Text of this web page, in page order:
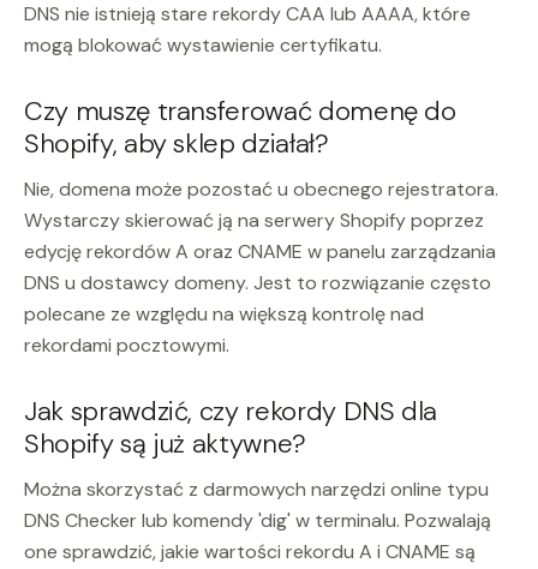
DNS nie istnieją stare rekordy CAA lub AAAA, które
mogą blokować wystawienie certyfikatu.
Czy muszę transferować domenę do
Shopify, aby sklep działał?
Nie, domena może pozostać u obecnego rejestratora.
Wystarczy skierować ją na serwery Shopify poprzez
edycję rekordów A oraz CNAME w panelu zarządzania
DNS u dostawcy domeny. Jest to rozwiązanie często
polecane ze względu na większą kontrolę nad
rekordami pocztowymi.
Jak sprawdzić, czy rekordy DNS dla
Shopify są już aktywne?
Można skorzystać z darmowych narzędzi online typu
DNS Checker lub komendy 'dig' w terminalu. Pozwalają
one sprawdzić, jakie wartości rekordu A i CNAME są